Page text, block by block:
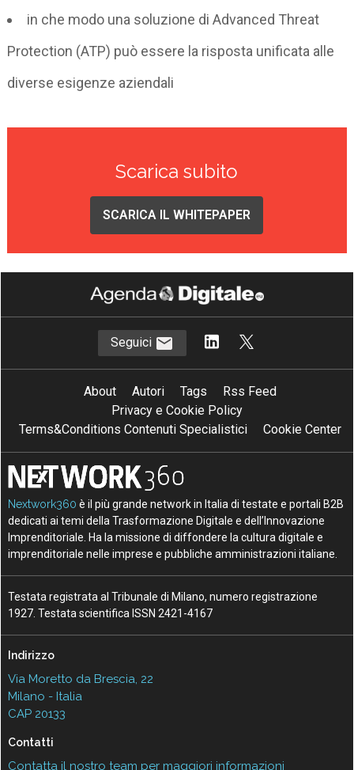
in che modo una soluzione di Advanced Threat
Protection (ATP) può essere la risposta unificata alle
diverse esigenze aziendali
Scarica subito
SCARICA IL WHITEPAPER
Seguici
About Autori Tags
Rss Feed
Privacy e Cookie Policy
Terms&Conditions Contenuti Specialistici
Cookie Center
Nextwork360 è il più grande network in Italia di testate e portali B2B
dedicati ai temi della Trasformazione Digitale e dell’Innovazione
Imprenditoriale. Ha la missione di diffondere la cultura digitale e
imprenditoriale nelle imprese e pubbliche amministrazioni italiane.
Testata registrata al Tribunale di Milano, numero registrazione
1927. Testata scientifica ISSN 2421-4167
Indirizzo
Via Moretto da Brescia, 22
Milano - Italia
CAP 20133
Contatti
Contatta il nostro team per maggiori informazioni